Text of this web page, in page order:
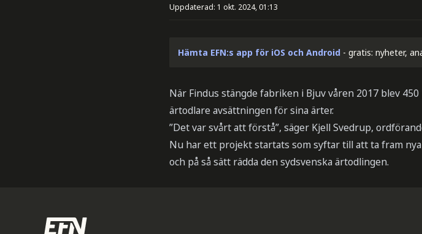
Uppdaterad: 1 okt. 2024, 01:13
Hämta EFN:s app för iOS och Android - gratis: nyheter,
När Findus stängde fabriken i Bjuv våren 2017 blev
ärtodlare avsättningen för sina ärter.
”Det var svårt att förstå”, säger Kjell Svedrup,
Nu har ett projekt startats som syftar till att ta fram
och på så sätt rädda den sydsvenska ärtodlingen.